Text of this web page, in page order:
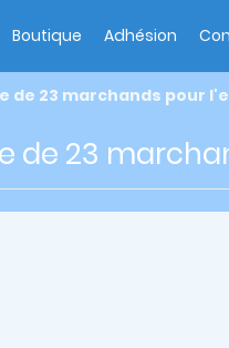
Boutique Adhésion
de 23 marchands pour
de 23